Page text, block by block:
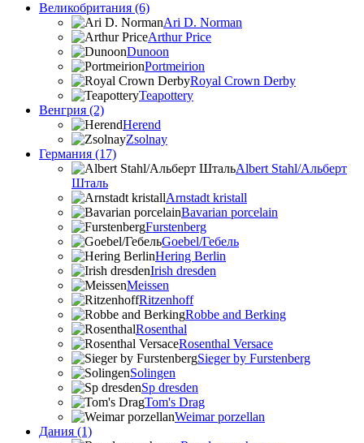
Великобритания (6)
Ari D. Norman
Arthur Price
Dunoon
Portmeirion
Royal Crown Derby
Teapottery
Венгрия (2)
Herend
Zsolnay
Германия (17)
Albert Stahl/Альбеpт
Шталь
Arnstadt kristall
Bavarian porcelain
Furstenberg
Goebel/Гебель
Hering Berlin
Irish dresden
Meissen
Ritzenhoff
Robbe and Berking
Rosenthal
Rosenthal Versace
Sieger by Furstenberg
Solingen
Sp dresden
Tom's Drag
Weimar porzellan
Дания (1)